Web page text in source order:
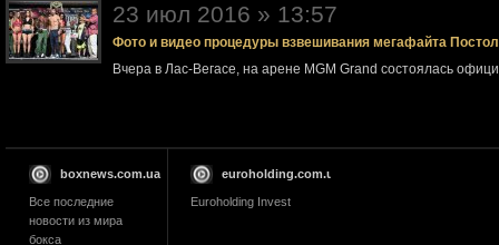
23 июл 2016 » 13:57
Фото и видео процедуры взвешивания мегафайта
Вчера в Лас-Вегасе, на арене MGM Grand состоялась
boxnews.com.ua
Все последние
новости из мира
бокса
euroholding.com.ua
Euroholding Invest